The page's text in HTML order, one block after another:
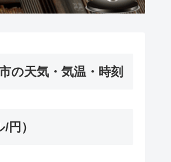
の天気・気温・時刻
円）